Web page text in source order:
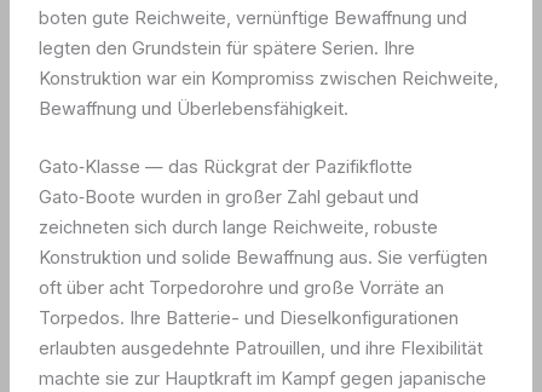
boten gute Reichweite, vernünftige Bewaffnung und
legten den Grundstein für spätere Serien. Ihre
Konstruktion war ein Kompromiss zwischen Reichweite,
Bewaffnung und Überlebensfähigkeit.
Gato‑Klasse — das Rückgrat der Pazifikflotte
Gato‑Boote wurden in großer Zahl gebaut und
zeichneten sich durch lange Reichweite, robuste
Konstruktion und solide Bewaffnung aus. Sie verfügten
oft über acht Torpedorohre und große Vorräte an
Torpedos. Ihre Batterie- und Dieselkonfigurationen
erlaubten ausgedehnte Patrouillen, und ihre Flexibilität
machte sie zur Hauptkraft im Kampf gegen japanische